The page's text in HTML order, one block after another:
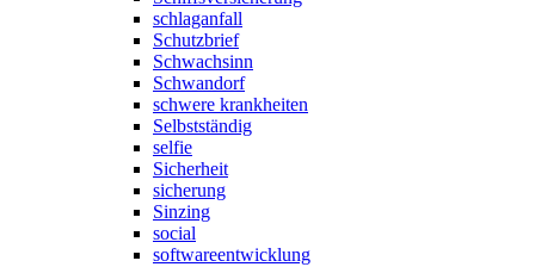
schlaganfall
Schutzbrief
Schwachsinn
Schwandorf
schwere krankheiten
Selbstständig
selfie
Sicherheit
sicherung
Sinzing
social
softwareentwicklung